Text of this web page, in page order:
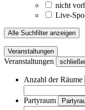
nicht
Live-
Alle Suchfilter anzeigen
Veranstaltungen
Veranstaltungen
Anzahl der Räume
Partyraum